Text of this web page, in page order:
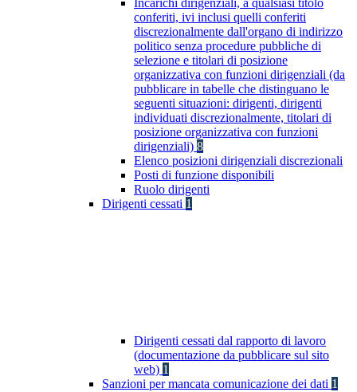
Incarichi dirigenziali, a qualsiasi titolo
conferiti, ivi inclusi quelli conferiti
discrezionalmente dall'organo di indirizzo
politico senza procedure pubbliche di
selezione e titolari di posizione
organizzativa con funzioni dirigenziali (da
pubblicare in tabelle che distinguano le
seguenti situazioni: dirigenti, dirigenti
individuati discrezionalmente, titolari di
posizione organizzativa con funzioni
dirigenziali) 8
Elenco posizioni dirigenziali discrezionali
Posti di funzione disponibili
Ruolo dirigenti
Dirigenti cessati 1
Dirigenti cessati dal rapporto di lavoro
(documentazione da pubblicare sul sito
web) 1
Sanzioni per mancata comunicazione dei dati 1